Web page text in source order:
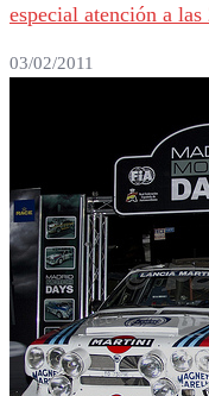
especial atención a
03/02/2011